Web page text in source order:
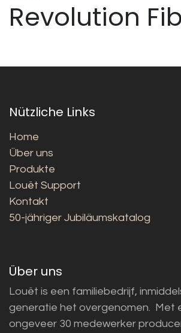
Revolution
Nützliche Links
Home
Über uns
Produkte
Louët Support
Kontakt
50-jähriger Jubiläumskatalog
Über uns
Louët is een familiebedrijf,
generatie het overgenomen. Met
ongeveer 30 medewerker